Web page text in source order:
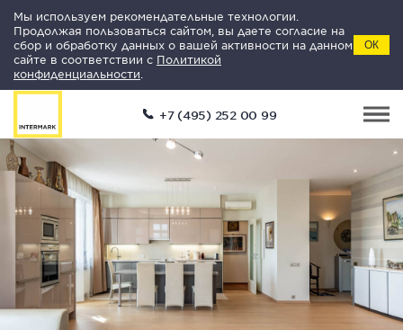
Мы используем рекомендательные технологии.
Продолжая пользоваться сайтом, вы даете согласие на
сбор и обработку данных о вашей активности на данном
сайте в соответствии с Политикой
конфиденциальности
ОК
+7 (495) 252 00 99